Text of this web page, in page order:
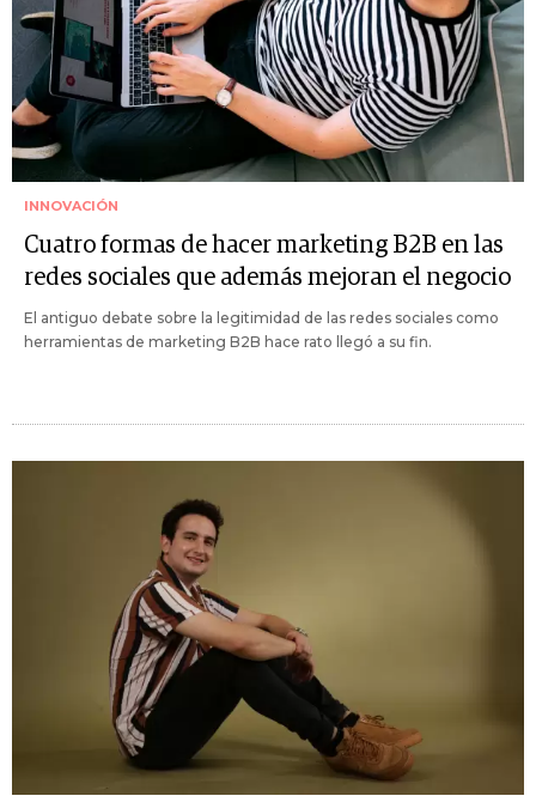
INNOVACIÓN
Cuatro formas de hacer marketing B2B en las
redes sociales que además mejoran el negocio
El antiguo debate sobre la legitimidad de las redes sociales como
herramientas de marketing B2B hace rato llegó a su fin.